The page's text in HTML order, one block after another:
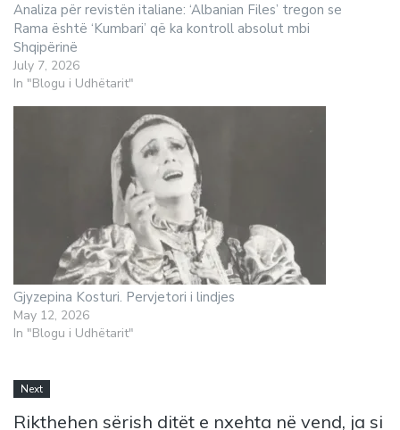
Analiza për revistën italiane: ‘Albanian Files’ tregon se
Rama është ‘Kumbari’ që ka kontroll absolut mbi
Shqipërinë
July 7, 2026
In "Blogu i Udhëtarit"
Gjyzepina Kosturi. Pervjetori i lindjes
May 12, 2026
In "Blogu i Udhëtarit"
Next
Rikthehen sërish ditët e nxehta në vend, ja si